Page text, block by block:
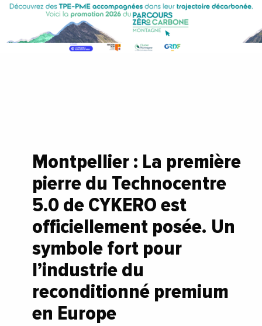
Montpellier : La première
pierre du Technocentre
5.0 de CYKERO est
officiellement posée. Un
symbole fort pour
l’industrie du
reconditionné premium
en Europe